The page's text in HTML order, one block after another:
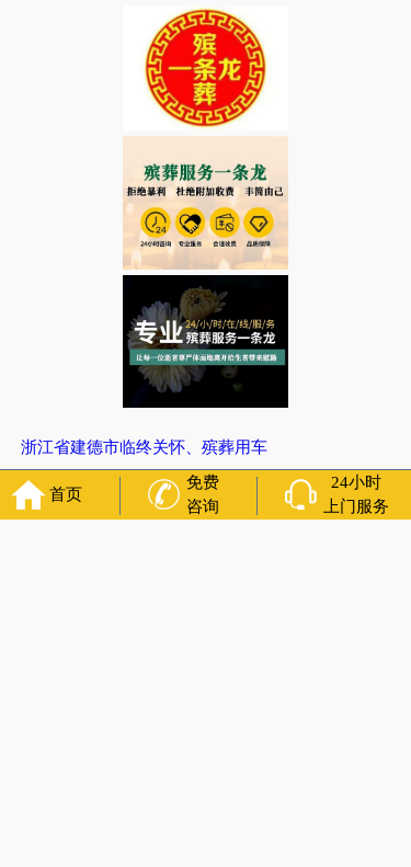
浙江省建德市临终关怀、殡葬用车
上一篇: 浙江省杭州市萧山区河上镇火葬服务/丧葬管理处
下一篇: 江苏省南京市秦淮区白事服务电话号码
首页
免费
咨询
24小时
上门服务